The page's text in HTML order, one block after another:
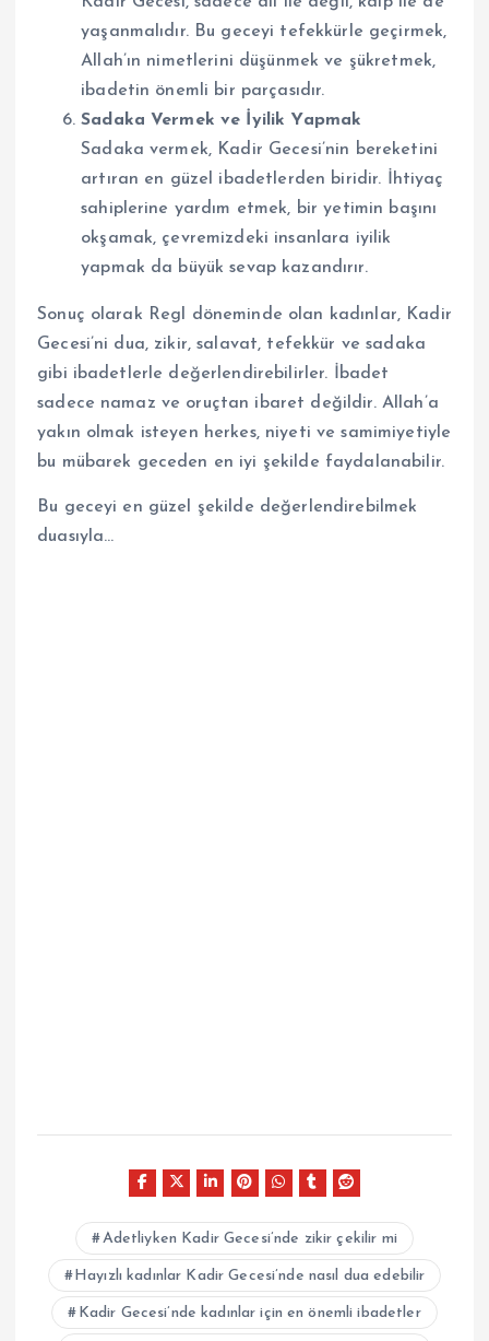
yaşanmalıdır. Bu geceyi tefekkürle geçirmek,
Allah’ın nimetlerini düşünmek ve şükretmek,
ibadetin önemli bir parçasıdır.
Sadaka Vermek ve İyilik Yapmak
Sadaka vermek, Kadir Gecesi’nin bereketini
artıran en güzel ibadetlerden biridir. İhtiyaç
sahiplerine yardım etmek, bir yetimin başını
okşamak, çevremizdeki insanlara iyilik
yapmak da büyük sevap kazandırır.
Sonuç olarak Regl döneminde olan kadınlar, Kadir
Gecesi’ni dua, zikir, salavat, tefekkür ve sadaka
gibi ibadetlerle değerlendirebilirler. İbadet
sadece namaz ve oruçtan ibaret değildir. Allah’a
yakın olmak isteyen herkes, niyeti ve samimiyetiyle
bu mübarek geceden en iyi şekilde faydalanabilir.
Bu geceyi en güzel şekilde değerlendirebilmek
duasıyla…
Adetliyken Kadir Gecesi’nde zikir çekilir mi
Hayızlı kadınlar Kadir Gecesi’nde nasıl dua edebilir
Kadir Gecesi’nde kadınlar için en önemli ibadetler